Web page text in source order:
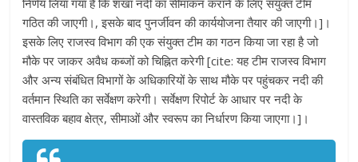
गठित की जाएगी।, इसके बाद पुनर्जीवन की कार्ययोजना तैयार की जाएगी।]।
इसके लिए राजस्व विभाग की एक संयुक्त टीम का गठन किया जा रहा है जो
मौके पर जाकर अवैध कब्जों को चिह्नित करेगी [cite: यह टीम राजस्व विभाग
और अन्य संबंधित विभागों के अधिकारियों के साथ मौके पर पहुंचकर नदी की
वर्तमान स्थिति का सर्वेक्षण करेगी। सर्वेक्षण रिपोर्ट के आधार पर नदी के
वास्तविक बहाव क्षेत्र, सीमाओं और स्वरूप का निर्धारण किया जाएगा।]।